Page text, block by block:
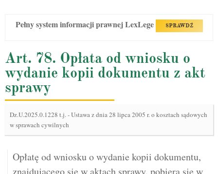
Pełny system informacji prawnej LexLege SPRAWDŹ
Art. 78. Opłata od wniosku o
wydanie kopii dokumentu z akt
sprawy
Dz.U.2025.0.1228 t.j.-Ustawa z dnia 28 lipca 2005 r. o kosztach sądowych
w sprawach cywilnych
Opłatę od wniosku o wydanie kopii dokumentu,